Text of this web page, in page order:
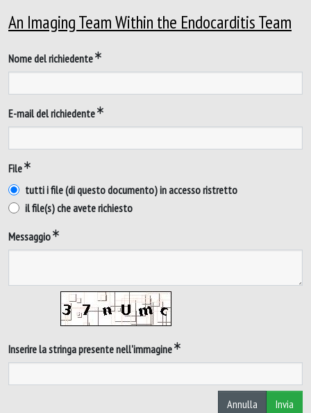
An Imaging Team Within the Endocarditis Team
Nome del richiedente
E-mail del richiedente
File
tutti i file (di questo documento) in accesso ristretto
il file(s) che avete richiesto
Messaggio
Inserire la stringa presente nell'immagine
Annulla Invia